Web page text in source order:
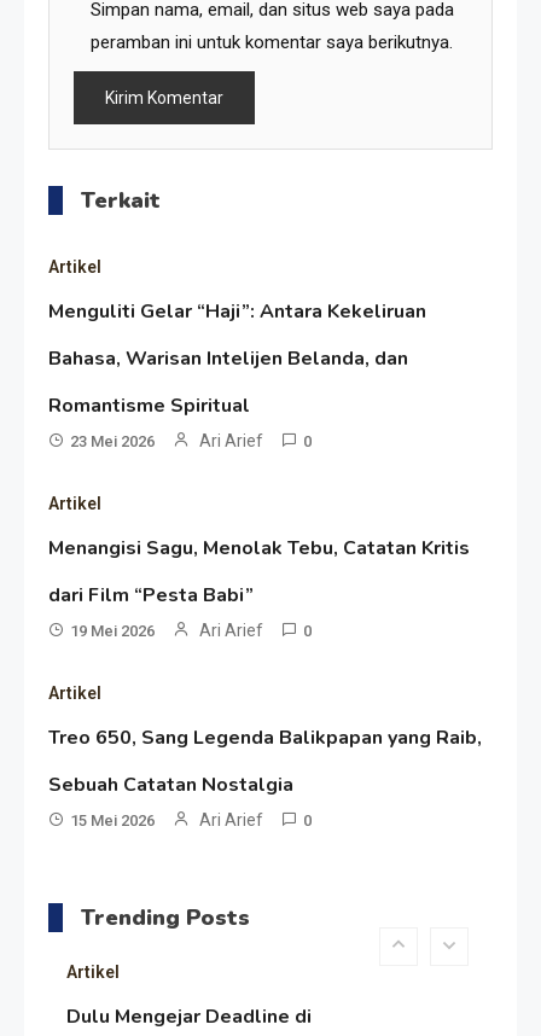
Simpan nama, email, dan situs web saya pada
peramban ini untuk komentar saya berikutnya.
Terkait
Artikel
Menguliti Gelar “Haji”: Antara Kekeliruan
Bahasa, Warisan Intelijen Belanda, dan
Romantisme Spiritual
23 Mei 2026 Ari Arief 0
Artikel
Menangisi Sagu, Menolak Tebu, Catatan Kritis
dari Film “Pesta Babi”
19 Mei 2026 Ari Arief 0
Artikel
Treo 650, Sang Legenda Balikpapan yang Raib,
Sebuah Catatan Nostalgia
15 Mei 2026 Ari Arief 0
Trending Posts
Resonansi
Seri 1: Republik Karang
Non-Blok ke Go-Blok!
Menelusuri Akar Sejarah Ulang
Tahun PPU, Pertentangan
Pengesahan UU 7/2002
Gareng Lebih Sibuk Orasi
Artikel
Melambai, Upaya Ronggeng
Paser Melawan Arus Zaman
Popular
Artikel
Dulu Mengejar Deadline di